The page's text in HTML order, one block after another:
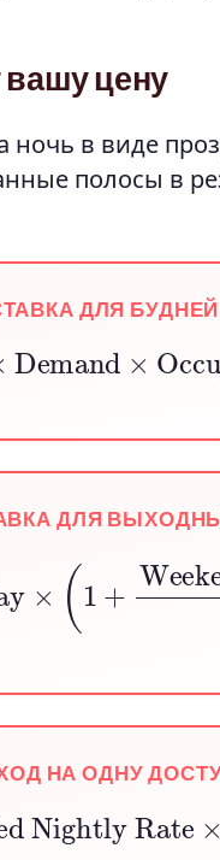
цену
ночь в виде
полосы в
ДЛЯ БУДНЕЙ
Demand ×
ДЛЯ
+
НА ОДНУ
Nightly Rate×